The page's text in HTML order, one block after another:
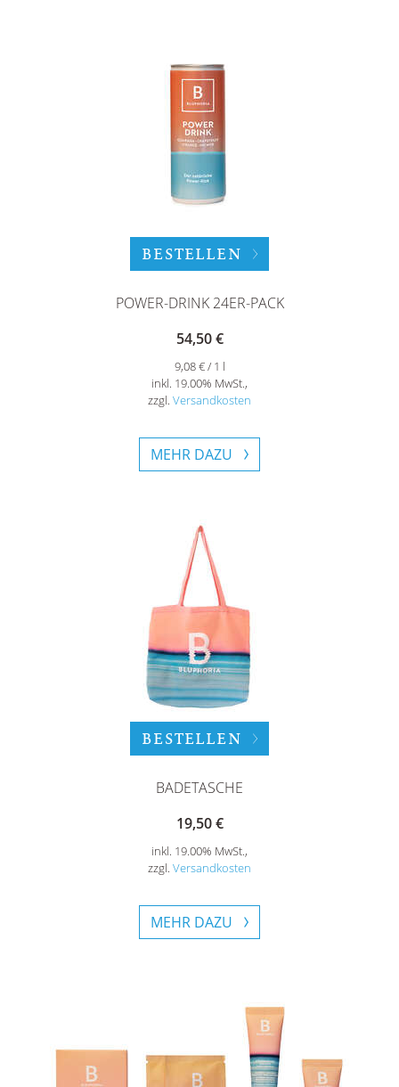
BESTELLEN
POWER-DRINK 24ER-PACK
54,50 €
9,08 € / 1 l
inkl. 19.00% MwSt.,
zzgl. Versandkosten
MEHR DAZU
BESTELLEN
BADETASCHE
19,50 €
inkl. 19.00% MwSt.,
zzgl. Versandkosten
MEHR DAZU